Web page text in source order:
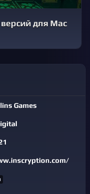
для Mac
Games